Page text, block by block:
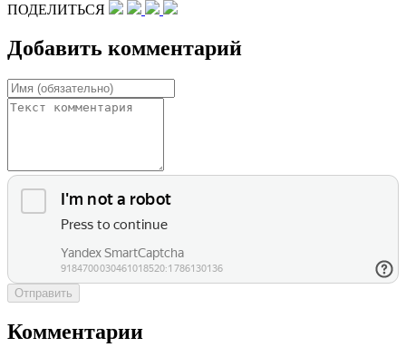
ПОДЕЛИТЬСЯ
Добавить комментарий
Отправить
Комментарии